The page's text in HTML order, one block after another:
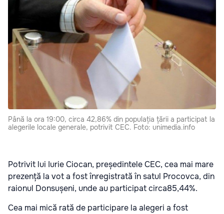
Până la ora 19:00, circa 42,86% din populația țării a participat la
alegerile locale generale, potrivit CEC. Foto: unimedia.info
Potrivit lui Iurie Ciocan, președintele CEC, cea mai mare
prezență la vot a fost înregistrată în satul Procovca, din
raionul Donsușeni, unde au participat circa85,44%.
Cea mai mică rată de participare la alegeri a fost